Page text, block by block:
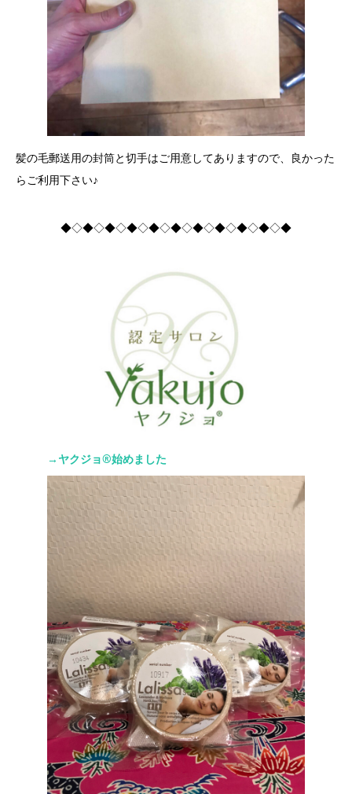
髪の毛郵送用の封筒と切手はご用意してありますので、良かった
らご利用下さい♪
◆◇◆◇◆◇◆◇◆◇◆◇◆◇◆◇◆◇◆◇◆
→ヤクジョ®︎始めました